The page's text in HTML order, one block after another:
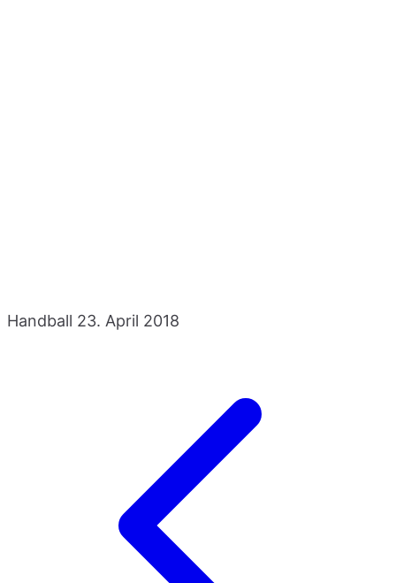
Handball 23. April 2018